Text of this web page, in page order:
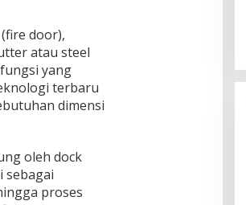
door),
atau steel
yang
terbaru
dimensi
oleh dock
sebagai
proses